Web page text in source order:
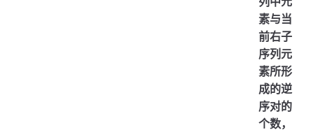
素与当
前右子
序列元
素所形
成的逆
序对的
个数，